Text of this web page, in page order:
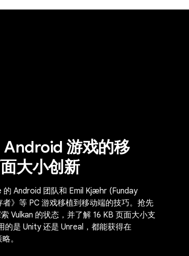
游戏的移
大小创新
的 Android 团队和 Emil Kjæhr (Funday
》等 PC 游戏移植到移动端的技巧。抢先
Vulkan 的状态，并了解 16 KB 页面大小支
是 Unity 还是 Unreal，都能获得在
。